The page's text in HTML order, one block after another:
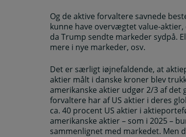
Og de aktive forvaltere savnede
kunne have overvægtet value-
da Trump sendte markeder sydpå.
mere i nye markeder, osv.
Det er særligt iøjnefaldende, at
aktier målt i danske kroner blev
amerikanske aktier udgør 2/3 af
forvaltere har af US aktier i deres
ca. 40 procent US aktier i
amerikanske aktier – som i 2025 –
sammenlignet med markedet. Men